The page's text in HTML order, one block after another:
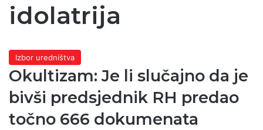
idolatrija
Izbor uredništva
Okultizam: Je li slučajno da je
bivši predsjednik RH predao
točno 666 dokumenata